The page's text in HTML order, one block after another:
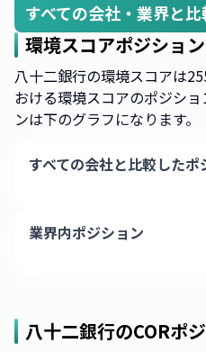
すべての会社・業界と比
環境スコアポジション
八十二銀行の環境スコアは
おける環境スコアのポジシ
ンは下のグラフになります。
すべての会社と比較したポ
業界内ポジション
八十二銀行のCORポ